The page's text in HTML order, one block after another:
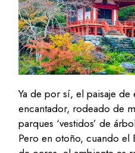
Ya de por sí, el paisaje de
encantador, rodeado de
parques ‘vestidos’ de
Pero en otoño, cuando el